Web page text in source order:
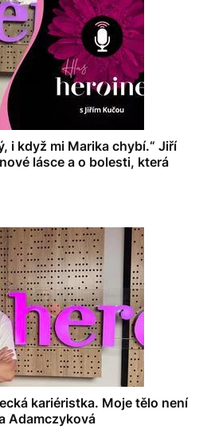
i když mi Marika chybí.“ Jiří
lásce a o bolesti, která
kariéristka. Moje tělo není
Adamczyková